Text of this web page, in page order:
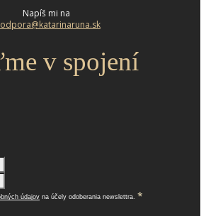
Napíš mi na
v spojení
údajov na účely odoberania newslettra. *